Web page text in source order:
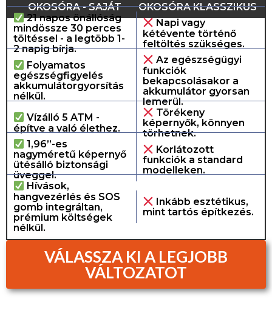
OKOSÓRA - SAJÁT
OKOSÓRA KLASSZIKUS
21 napos önállóság
mindössze 30 perces
töltéssel - a legtöbb 1-
2 napig bírja.
Napi vagy
kétévente történő
feltöltés szükséges.
Folyamatos
egészségfigyelés
akkumulátorgyorsítás
nélkül.
Az egészségügyi
funkciók
bekapcsolásakor a
akkumulátor gyorsan
lemerül.
Vízálló 5 ATM -
építve a való élethez.
Törékeny
képernyők, könnyen
törhetnek.
1,96”-es
nagyméretű képernyő
ütésálló biztonsági
üveggel.
Korlátozott
funkciók a standard
modelleken.
Hívások,
hangvezérlés és SOS
gomb integráltan,
prémium költségek
nélkül.
Inkább esztétikus,
mint tartós építkezés.
VÁLASSZA KI A LEGJOBB
VÁLTOZATOT